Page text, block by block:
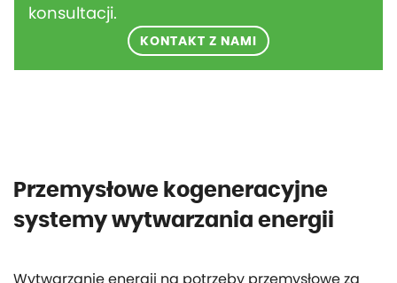
konsultacji.
KONTAKT Z NAMI
Przemysłowe kogeneracyjne
systemy wytwarzania energii